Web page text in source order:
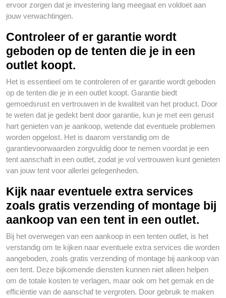
ervoor zorgen dat je investering lang meegaat en voldoet aan
jouw verwachtingen.
Controleer of er garantie wordt
geboden op de tenten die je in een
outlet koopt.
Het is essentieel om te controleren of er garantie wordt geboden
op de tenten die je in een outlet koopt. Garantie biedt
gemoedsrust en vertrouwen in de kwaliteit van het product. Door
te weten dat je gedekt bent door garantie, kun je met een gerust
hart genieten van je aankoop, wetende dat eventuele problemen
worden opgelost. Het is daarom verstandig om de
garantievoorwaarden zorgvuldig door te nemen voordat je een
tent aanschaft in een outlet, zodat je vol vertrouwen kunt genieten
van jouw tent voor allerlei gelegenheden.
Kijk naar eventuele extra services
zoals gratis verzending of montage bij
aankoop van een tent in een outlet.
Bij het overwegen van een aankoop in een tenten outlet, is het
verstandig om te kijken naar eventuele extra services die worden
aangeboden, zoals gratis verzending of montage bij aankoop van
een tent. Deze bijkomende diensten kunnen niet alleen helpen
om de totale kosten te verlagen, maar ook om het gemak en de
efficiëntie van de aanschaf te vergroten. Door gebruik te maken